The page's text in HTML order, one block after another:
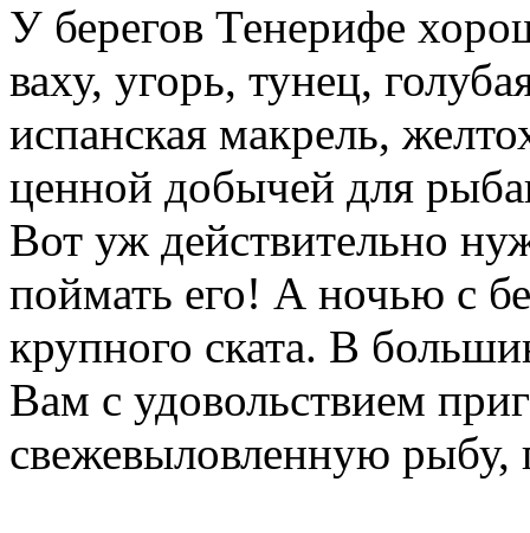
У берегов Тенерифе
ваху, угорь, тунец,
испанская макрель,
ценной добычей для
Вот уж действительно
поймать его! А ночью с
крупного ската. В
Вам с удовольствием
свежевыловленную рыбу,